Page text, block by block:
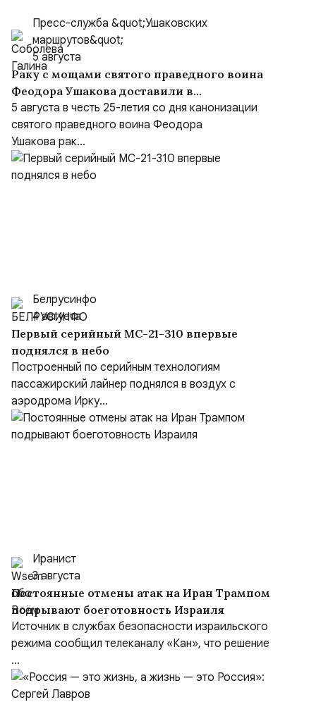
Пресс-служба &quot;Ушаковских
маршрутов&quot;
5 августа
Раку с мощами святого праведного воина
Феодора Ушакова доставили в
Кафедральный собор праведного Феодора
Ушакова в Саранске
5 августа в честь 25-летия со дня канонизации
святого праведного воина Феодора
Ушакова рак...
Белрусинфо
4 августа
Первый серийный МС-21-310 впервые
поднялся в небо
Построенный по серийным технологиям
пассажирский лайнер поднялся в воздух с
аэродрома Ирку...
Иранист
3 августа
Постоянные отмены атак на Иран Трампом
подрывают боеготовность Израиля
Источник в службах безопасности израильского
режима сообщил телеканалу «Кан», что решение
...